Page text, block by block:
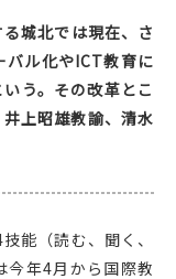
城北では現在、さ
バル化やICT教育に
う。その改革とこ
上昭雄教諭、清水
能（読む、聞く、
今年4月から国際教